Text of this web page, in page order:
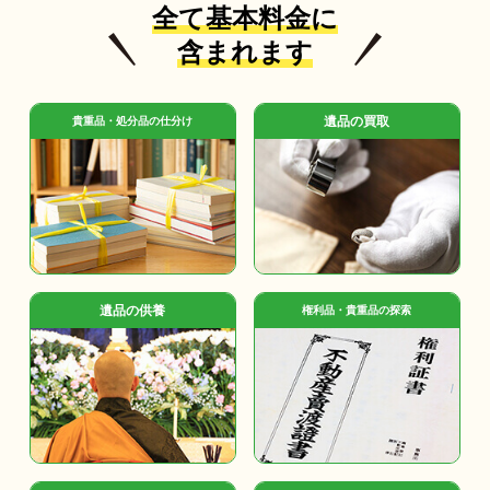
全て基本料金に
含まれます
貴重品・処分品の仕分け 遺品の買取
遺品の供養 権利品・貴重品の探索